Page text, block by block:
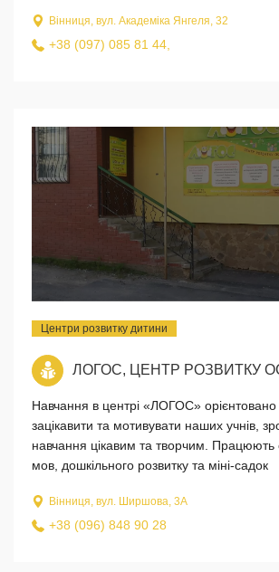
Вінниця, вул. Академіка Янгеля, 32
+38 (097) 085 81 44,
Центри розвитку дитини
ЛОГОС, ЦЕНТР РОЗВИТКУ
Навчання в центрі «ЛОГОС»
зацікавити та мотивувати наших учнів,
навчання цікавим та творчим. Працюють
мов, дошкільного розвитку та міні-садок
Вінниця, вул. Ширшова, 3А
+38 (096) 848 90 28